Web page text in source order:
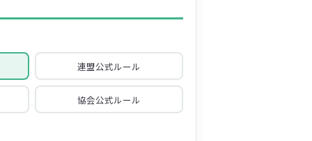
連盟公式ルール
協会公式ルール